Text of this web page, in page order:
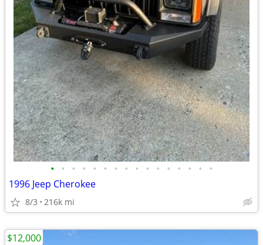
• • • • • • • • • • • • • • • •
1996 Jeep Cherokee
8/3 216k mi
$12,000